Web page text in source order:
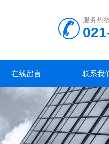
服务热
在线留言 联系我